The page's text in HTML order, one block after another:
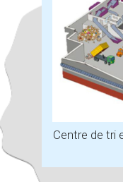
Centre de tri